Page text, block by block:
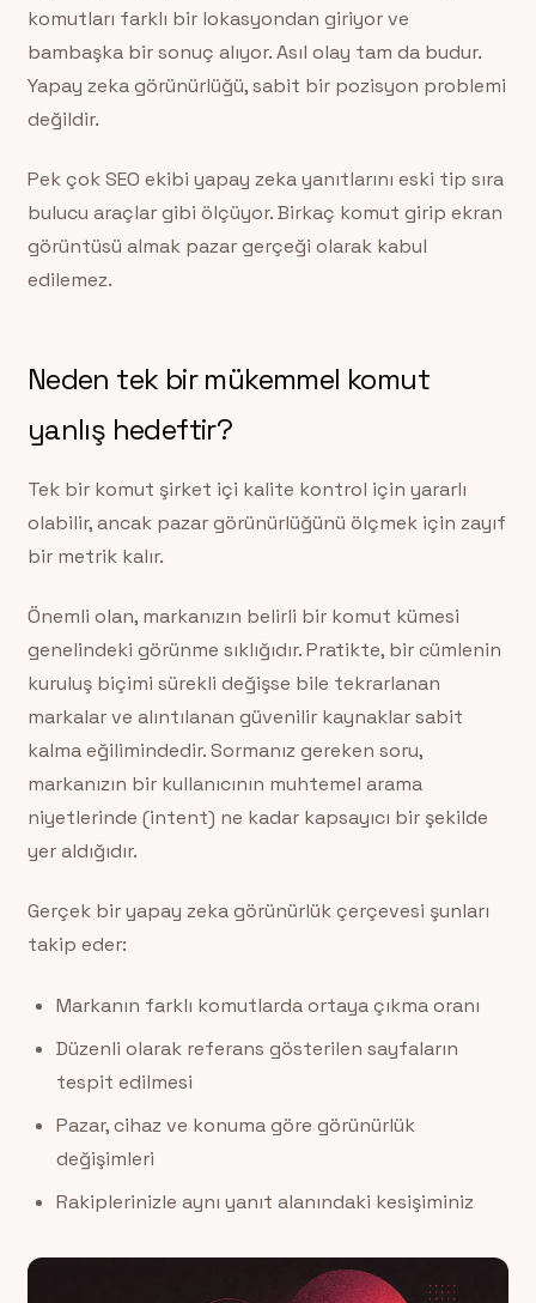
komutları farklı bir lokasyondan giriyor ve
bambaşka bir sonuç alıyor. Asıl olay tam da budur.
Yapay zeka görünürlüğü, sabit bir pozisyon problemi
değildir.
Pek çok SEO ekibi yapay zeka yanıtlarını eski tip sıra
bulucu araçlar gibi ölçüyor. Birkaç komut girip ekran
görüntüsü almak pazar gerçeği olarak kabul
edilemez.
Neden tek bir mükemmel komut
yanlış hedeftir?
Tek bir komut şirket içi kalite kontrol için yararlı
olabilir, ancak pazar görünürlüğünü ölçmek için zayıf
bir metrik kalır.
Önemli olan, markanızın belirli bir komut kümesi
genelindeki görünme sıklığıdır. Pratikte, bir cümlenin
kuruluş biçimi sürekli değişse bile tekrarlanan
markalar ve alıntılanan güvenilir kaynaklar sabit
kalma eğilimindedir. Sormanız gereken soru,
markanızın bir kullanıcının muhtemel arama
niyetlerinde (intent) ne kadar kapsayıcı bir şekilde
yer aldığıdır.
Gerçek bir yapay zeka görünürlük çerçevesi şunları
takip eder:
Markanın farklı komutlarda ortaya çıkma oranı
Düzenli olarak referans gösterilen sayfaların
tespit edilmesi
Pazar, cihaz ve konuma göre görünürlük
değişimleri
Rakiplerinizle aynı yanıt alanındaki kesişiminiz